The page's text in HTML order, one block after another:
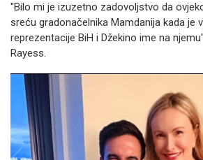
"Bilo mi je izuzetno zadovoljstvo da
sreću gradonačelnika Mamdanija kada je
reprezentacije BiH i Džekino ime na
Rayess.